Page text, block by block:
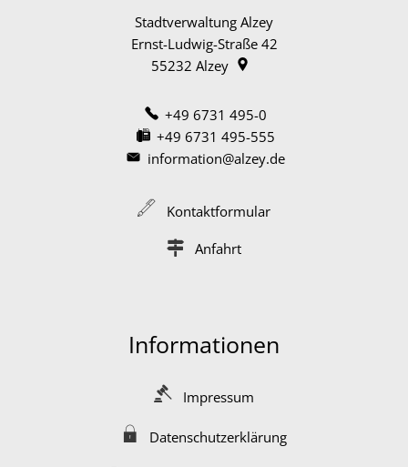
Stadtverwaltung Alzey
Ernst-Ludwig-Straße 42
55232 Alzey
+49 6731 495-0
+49 6731 495-555
information@alzey.de
Kontaktformular
Anfahrt
Informationen
Impressum
Datenschutzerklärung